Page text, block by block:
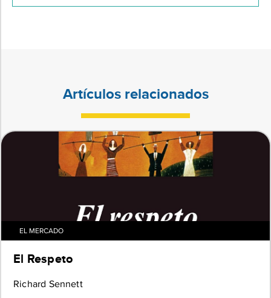
Artículos relacionados
EL MERCADO
El Respeto
Richard Sennett